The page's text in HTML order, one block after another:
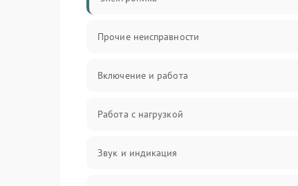
Прочие неисправности
Включение и работа
Работа с нагрузкой
Звук и индикация